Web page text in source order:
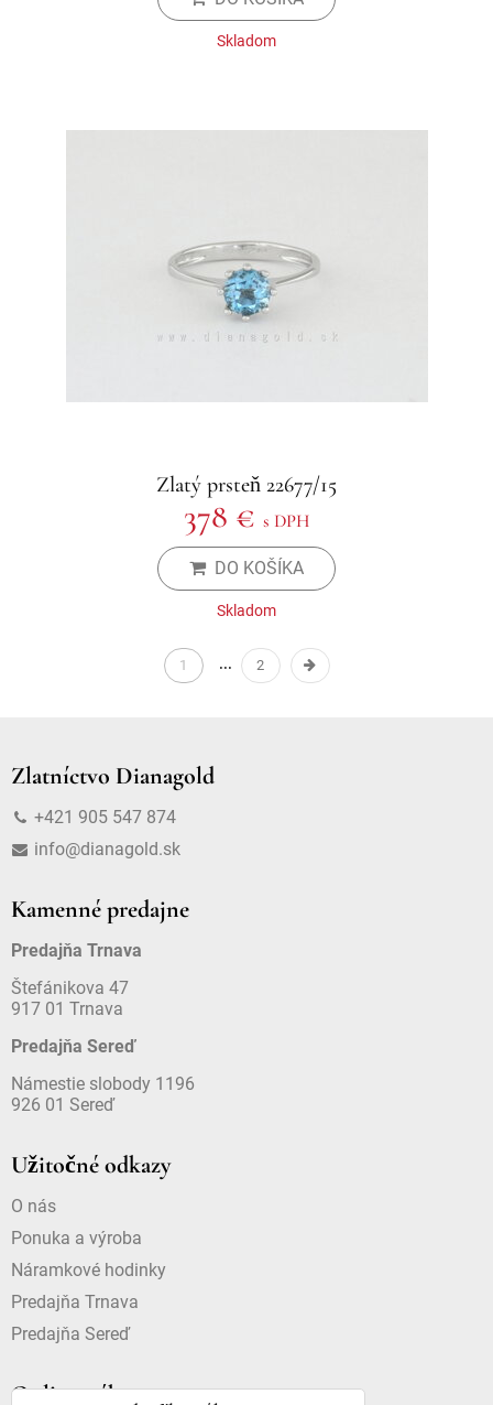
Skladom
Zlatý prsteň 22677/15
378 € s DPH
DO KOŠÍKA
Skladom
1 2
Zlatníctvo Dianagold
+421 905 547 874
info@dianagold.sk
Kamenné predajne
Predajňa Trnava
Štefánikova 47
917 01 Trnava
Predajňa Sereď
Námestie slobody 1196
926 01 Sereď
Užitočné odkazy
O nás
Ponuka a výroba
Náramkové hodinky
Predajňa Trnava
Predajňa Sereď
Online nákup